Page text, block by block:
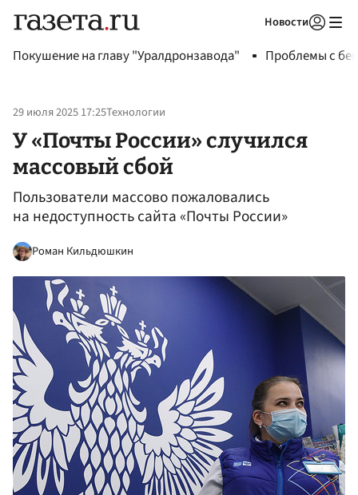
Новости
Покушение на главу "Уралдронзавода" Проблемы с
29 июля 2025 17:25Технологии
У «Почты России» случился
массовый сбой
Пользователи массово пожаловались
на недоступность сайта «Почты России»
Роман Кильдюшкин